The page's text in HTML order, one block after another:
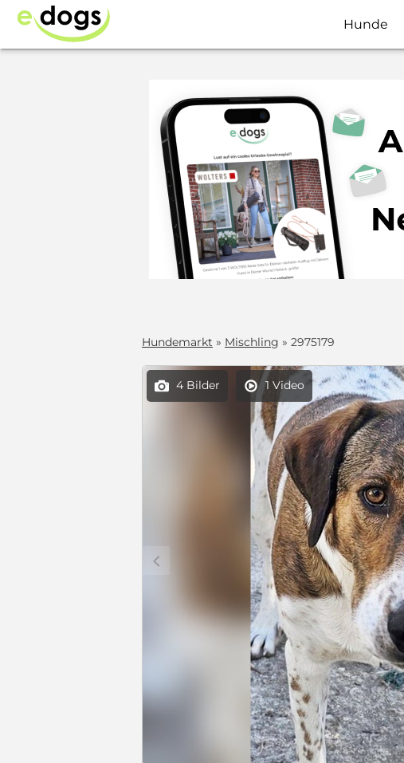
Hunde
Hundemarkt » Mischling » 2975179
 4 Bilder  1 Video
c